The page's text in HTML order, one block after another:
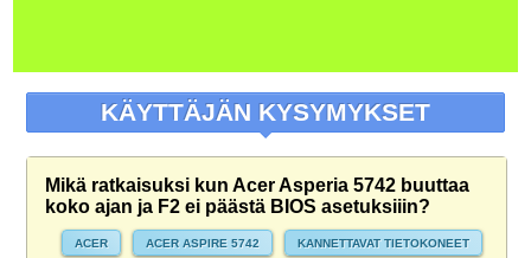
KÄYTTÄJÄN KYSYMYKSET
Mikä ratkaisuksi kun Acer Asperia 5742 buuttaa
koko ajan ja F2 ei päästä BIOS asetuksiiin?
ACER ACER ASPIRE 5742 KANNETTAVAT TIETOKONEET